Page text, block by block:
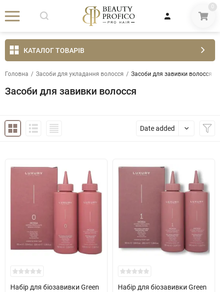
0
КАТАЛОГ ТОВАРІВ
Головна / Засоби для укладання волосся / Засоби для завивки волосся
Засоби для завивки волосся
Date added
Набір для біозавивки Green
Набір для біозавивки Green